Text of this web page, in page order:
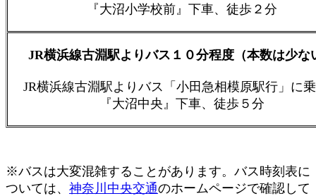
『大沼小学校前』下車、徒歩２分
JR横浜線古淵駅よりバス１０分程度（本数は少な
JR横浜線古淵駅よりバス「小田急相模原駅行」に
『大沼中央』下車、徒歩５分
※バスは大変混雑することがあります。バス時刻表に
ついては、 神奈川中央交通のホームページで確認して